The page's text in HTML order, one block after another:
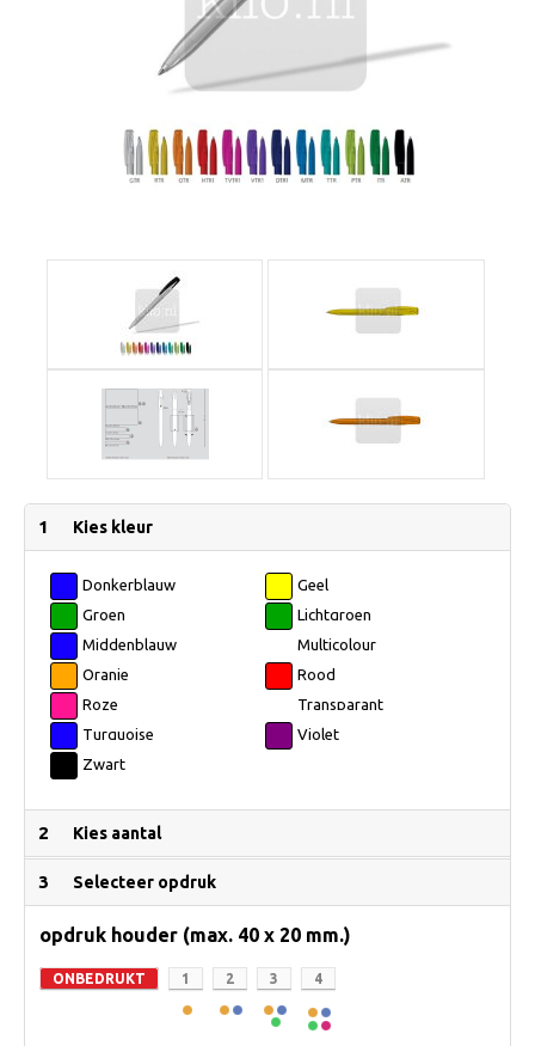
1 Kies kleur
Donkerblauw
Geel
Groen
Lichtgroen
Middenblauw
Multicolour
Oranje
Rood
Roze
Transparant
Turquoise
Violet
Zwart
2 Kies aantal
3 Selecteer opdruk
opdruk houder (max. 40 x 20 mm.)
ONBEDRUKT 1 2 3 4